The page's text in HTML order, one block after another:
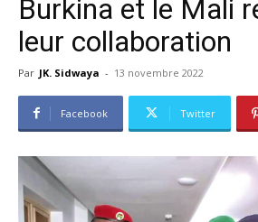
Burkina et le Mali
leur collaboration
Par JK. Sidwaya - 13 novembre 2022
Facebook Twitter